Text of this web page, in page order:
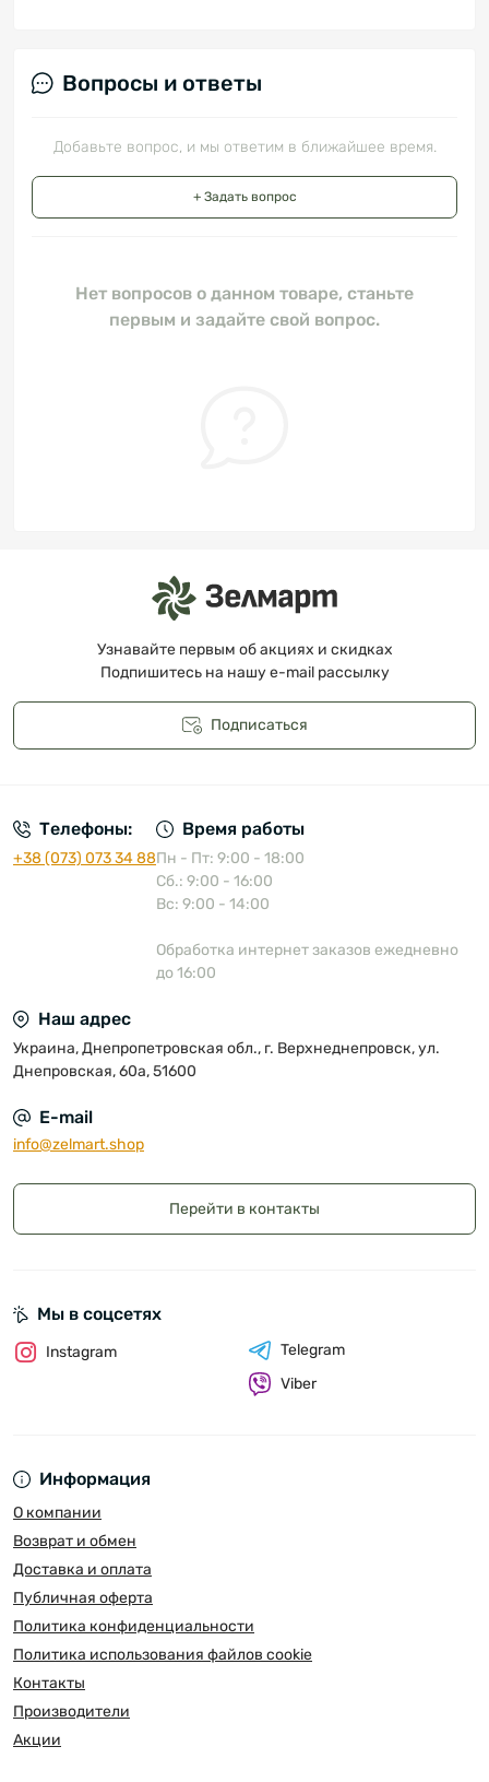
Вопросы и ответы
Добавьте вопрос, и мы ответим в ближайшее время.
+ Задать вопрос
Нет вопросов о данном товаре, станьте
первым и задайте свой вопрос.
Узнавайте первым об акциях и скидках
Подпишитесь на нашу e-mail рассылку
Подписаться
Телефоны:
+38 (073) 073 34 88
Время работы
Пн - Пт: 9:00 - 18:00
Сб.: 9:00 - 16:00
Вс: 9:00 - 14:00
Обработка интернет заказов ежедневно
до 16:00
Наш адрес
Украина, Днепропетровская обл., г. Верхнеднепровск, ул.
Днепровская, 60а, 51600
E-mail
info@zelmart.shop
Перейти в контакты
Информация
О компании
Возврат и обмен
Доставка и оплата
Публичная оферта
Политика конфиденциальности
Политика использования файлов cookie
Контакты
Производители
Акции
Мы в соцсетях
Instagram
Telegram
Viber